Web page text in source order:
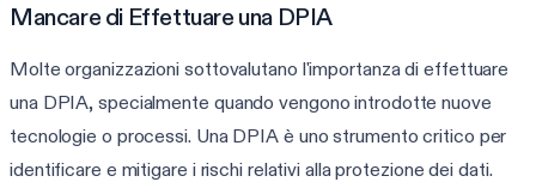
Mancare di Effettuare una DPIA
Molte organizzazioni sottovalutano l'importanza di effettuare
una DPIA, specialmente quando vengono introdotte nuove
tecnologie o processi. Una DPIA è uno strumento critico per
identificare e mitigare i rischi relativi alla protezione dei dati.